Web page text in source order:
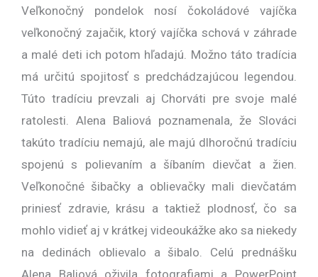
Veľkonočný pondelok nosí čokoládové vajíčka
veľkonočný zajačik, ktorý vajíčka schová v záhrade
a malé deti ich potom hľadajú. Možno táto tradícia
má určitú spojitosť s predchádzajúcou legendou.
Túto tradíciu prevzali aj Chorváti pre svoje malé
ratolesti. Alena Baliová poznamenala, že Slováci
takúto tradíciu nemajú, ale majú dlhoročnú tradíciu
spojenú s polievaním a šíbaním dievčat a žien.
Veľkonočné šibačky a oblievačky mali dievčatám
priniesť zdravie, krásu a taktiež plodnosť, čo sa
mohlo vidieť aj v krátkej videoukážke ako sa niekedy
na dedinách oblievalo a šibalo. Celú prednášku
Alena Baliová oživila fotografiami a PowerPoint